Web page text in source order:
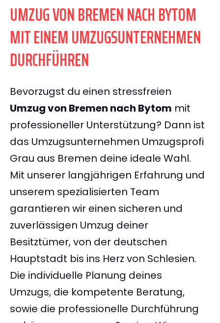
UMZUG VON BREMEN NACH BYTOM
MIT EINEM UMZUGSUNTERNEHMEN
DURCHFÜHREN
Bevorzugst du einen stressfreien
Umzug von Bremen nach Bytom mit
professioneller Unterstützung? Dann ist
das Umzugsunternehmen Umzugsprofi
Grau aus Bremen deine ideale Wahl.
Mit unserer langjährigen Erfahrung und
unserem spezialisierten Team
garantieren wir einen sicheren und
zuverlässigen Umzug deiner
Besitztümer, von der deutschen
Hauptstadt bis ins Herz von Schlesien.
Die individuelle Planung deines
Umzugs, die kompetente Beratung,
sowie die professionelle Durchführung